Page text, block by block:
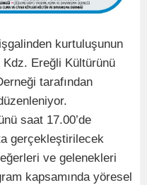
kurtuluşunun
Kdz. Ereğli Kültürünü
tarafından
saat 17.00’de
gerçekleştirilecek
ve gelenekleri
kapsamında yöresel